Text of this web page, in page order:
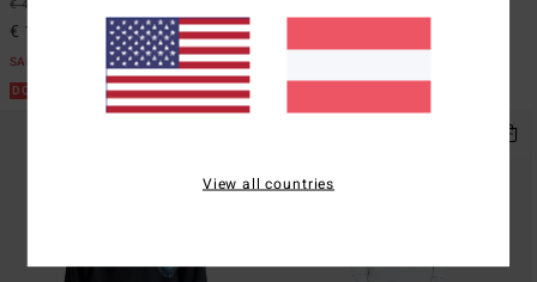
€ 45,95
€ 17,23
SALE
DOPPELTER RABATT EXTRA 25%
€ 8,61
View all countries